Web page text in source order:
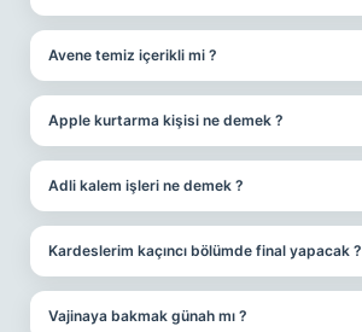
Avene temiz içerikli mi ?
Apple kurtarma kişisi ne demek ?
Adli kalem işleri ne demek ?
Kardeslerim kaçıncı bölümde final yapacak ?
Vajinaya bakmak günah mı ?